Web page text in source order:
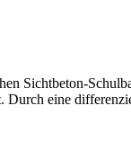
Sichtbeton-
eine